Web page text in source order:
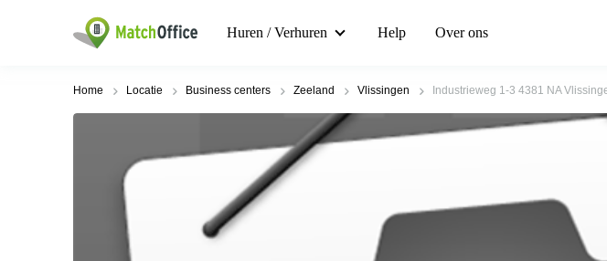
Huren / Verhuren Help Over ons
Home Locatie Business centers Zeeland Vlissingen Industrieweg 1-3 4381 NA